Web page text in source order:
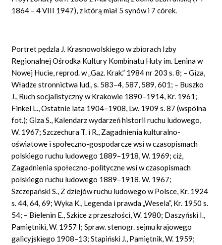
1864 – 4 VIII 1947), z którą miał 5 synów i 7 córek.
Portret pędzla J. Krasnowolskiego w zbiorach Izby
Regionalnej Ośrodka Kultury Kombinatu Huty im. Lenina w
Nowej Hucie, reprod. w „Gaz. Krak.” 1984 nr 203 s. 8; – Giza,
Władze stronnictwa lud., s. 583–4, 587, 589, 601; – Buszko
J., Ruch socjalistyczny w Krakowie 1890–1914, Kr. 1961;
Finkel L., Ostatnie lata 1904–1908, Lw. 1909 s. 87 (wspólna
fot.); Giza S., Kalendarz wydarzeń historii ruchu ludowego,
W. 1967; Szczechura T. i R., Zagadnienia kulturalno-
oświatowe i społeczno-gospodarcze wsi w czasopismach
polskiego ruchu ludowego 1889–1918, W. 1969; ciż,
Zagadnienia społeczno-polityczne wsi w czasopismach
polskiego ruchu ludowego 1889–1918, W. 1967;
Szczepański S., Z dziejów ruchu ludowego w Polsce, Kr. 1924
s. 44, 64, 69; Wyka K., Legenda i prawda „Wesela”, Kr. 1950 s.
54; – Bielenin E., Szkice z przeszłości, W. 1980; Daszyński I.,
Pamiętniki, W. 1957 I; Spraw. stenogr. sejmu krajowego
galicyjskiego 1908–13; Stapiński J., Pamiętnik, W. 1959;